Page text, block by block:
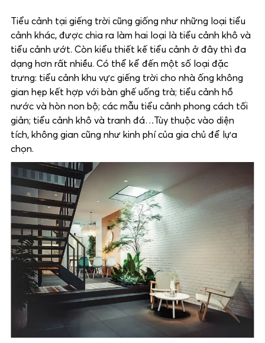
Tiểu cảnh tại giếng trời cũng giống như những loại tiểu
cảnh khác, được chia ra làm hai loại là tiểu cảnh khô và
tiểu cảnh ướt. Còn kiểu thiết kế tiểu cảnh ở đây thì đa
dạng hơn rất nhiều. Có thể kể đến một số loại đặc
trưng: tiểu cảnh khu vực giếng trời cho nhà ống không
gian hẹp kết hợp với bàn ghế uống trà; tiểu cảnh hồ
nước và hòn non bộ; các mẫu tiểu cảnh phong cách tối
giản; tiểu cảnh khô và tranh đá…Tùy thuộc vào diện
tích, không gian cũng như kinh phí của gia chủ để lựa
chọn.